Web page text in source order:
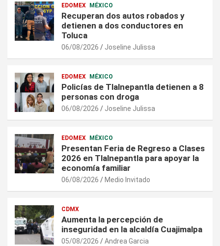
EDOMEX MÉXICO
Recuperan dos autos robados y
detienen a dos conductores en
Toluca
06/08/2026 Joseline Julissa
EDOMEX MÉXICO
Policías de Tlalnepantla detienen a 8
personas con droga
06/08/2026 Joseline Julissa
EDOMEX MÉXICO
Presentan Feria de Regreso a Clases
2026 en Tlalnepantla para apoyar la
economía familiar
06/08/2026 Medio Invitado
CDMX
Aumenta la percepción de
inseguridad en la alcaldía Cuajimalpa
05/08/2026 Andrea Garcia